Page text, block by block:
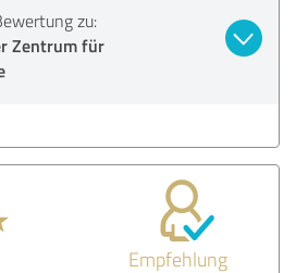
zu:
Zentrum für
Empfehlung